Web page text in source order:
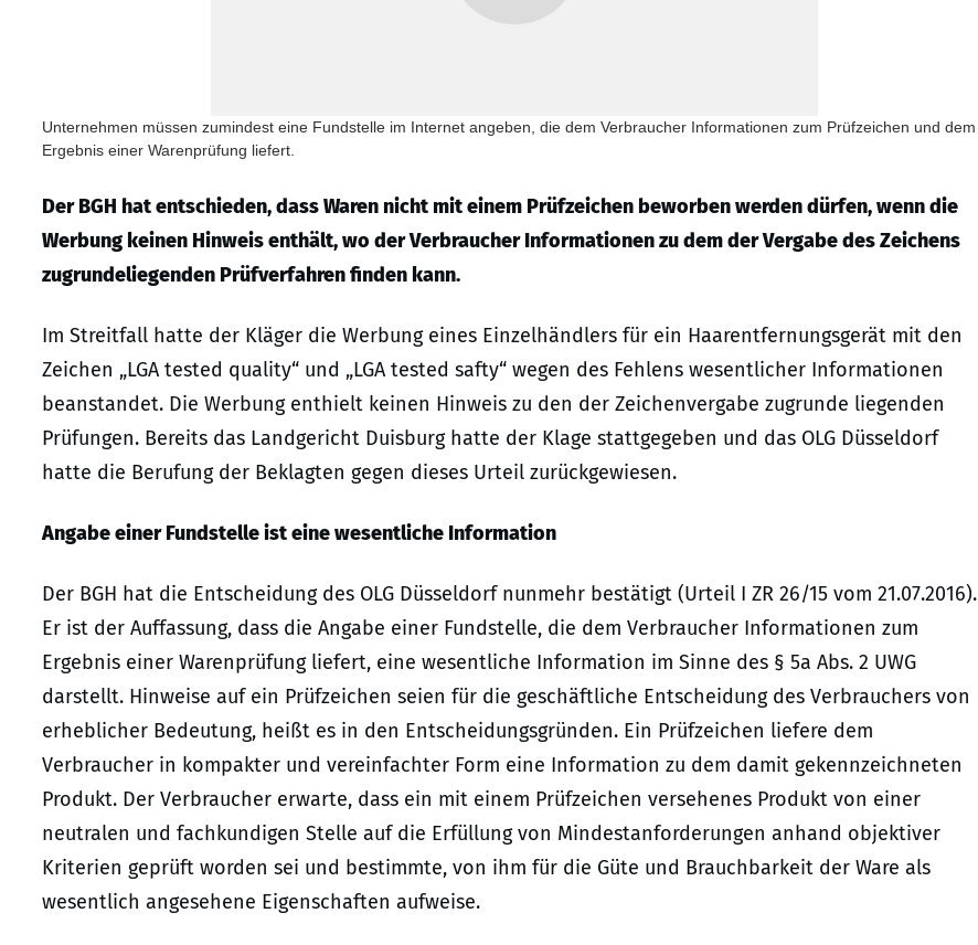
Unternehmen müssen zumindest eine Fundstelle im Internet angeben, die dem Verbraucher Informationen zum Prüfzeichen und dem
Ergebnis einer Warenprüfung liefert.
Der BGH hat entschieden, dass Waren nicht mit einem Prüfzeichen beworben werden dürfen, wenn die
Werbung keinen Hinweis enthält, wo der Verbraucher Informationen zu dem der Vergabe des Zeichens
zugrundeliegenden Prüfverfahren finden kann.
Im Streitfall hatte der Kläger die Werbung eines Einzelhändlers für ein Haarentfernungsgerät mit den
Zeichen „LGA tested quality“ und „LGA tested safty“ wegen des Fehlens wesentlicher Informationen
beanstandet. Die Werbung enthielt keinen Hinweis zu den der Zeichenvergabe zugrunde liegenden
Prüfungen. Bereits das Landgericht Duisburg hatte der Klage stattgegeben und das OLG Düsseldorf
hatte die Berufung der Beklagten gegen dieses Urteil zurückgewiesen.
Angabe einer Fundstelle ist eine wesentliche Information
Der BGH hat die Entscheidung des OLG Düsseldorf nunmehr bestätigt (Urteil I ZR 26/15 vom 21.07.2016).
Er ist der Auffassung, dass die Angabe einer Fundstelle, die dem Verbraucher Informationen zum
Ergebnis einer Warenprüfung liefert, eine wesentliche Information im Sinne des § 5a Abs. 2 UWG
darstellt. Hinweise auf ein Prüfzeichen seien für die geschäftliche Entscheidung des Verbrauchers von
erheblicher Bedeutung, heißt es in den Entscheidungsgründen. Ein Prüfzeichen liefere dem
Verbraucher in kompakter und vereinfachter Form eine Information zu dem damit gekennzeichneten
Produkt. Der Verbraucher erwarte, dass ein mit einem Prüfzeichen versehenes Produkt von einer
neutralen und fachkundigen Stelle auf die Erfüllung von Mindestanforderungen anhand objektiver
Kriterien geprüft worden sei und bestimmte, von ihm für die Güte und Brauchbarkeit der Ware als
wesentlich angesehene Eigenschaften aufweise.